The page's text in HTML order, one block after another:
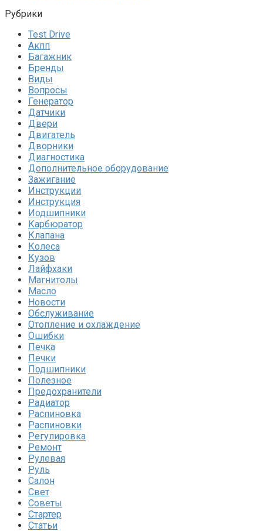
Рубрики
Test Drive
Акпп
Багажник
Бренды
Виды
Вопросы
Генератор
Датчики
Двери
Двигатель
Дворники
Диагностика
Дополнительное оборудование
Зажигание
Инструкции
Инструкция
Иодшипники
Карбюратор
Клапана
Колеса
Кузов
Лайфхаки
Магнитолы
Масло
Новости
Обслуживание
Отопление и охлаждение
Ошибки
Печка
Печки
Подшипники
Полезное
Предохранители
Радиатор
Распиновка
Распиновки
Регулировка
Ремонт
Рулевая
Руль
Салон
Свет
Советы
Стартер
Статьи